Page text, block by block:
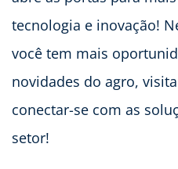
tecnologia e inovação!
você tem mais
novidades do agro,
conectar-se com as
setor!